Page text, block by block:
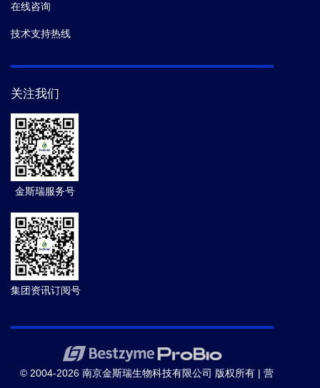
在线咨询
技术支持热线
关注我们
金斯瑞服务号
集团资讯订阅号
© 2004-2026 南京金斯瑞生物科技有限公司 版权所有 | 营